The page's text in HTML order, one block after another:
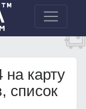
карту
список